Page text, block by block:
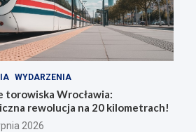
WYDARZENIA
torowiska Wrocławia:
rewolucja na 20 kilometrach!
2026